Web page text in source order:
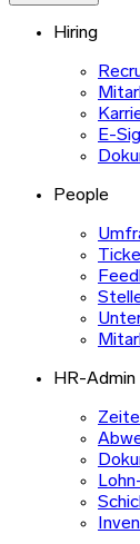
Hiring
E-
People
HR-Admin